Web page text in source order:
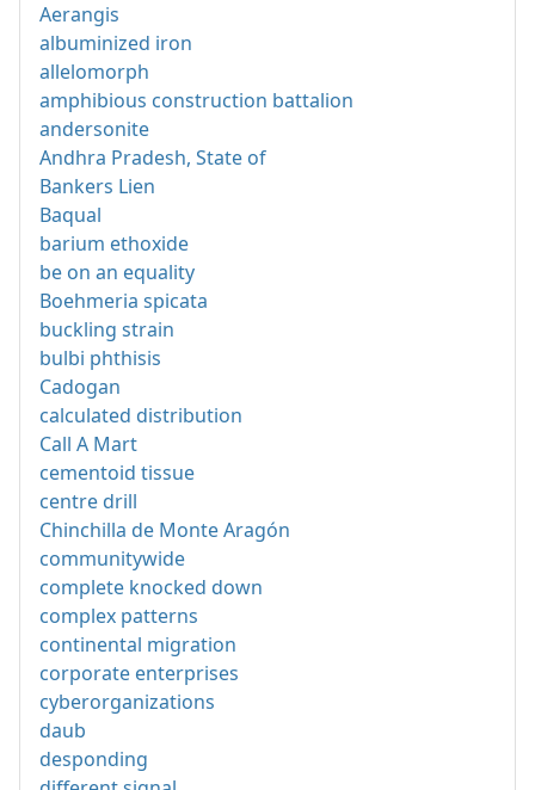
Aerangis
albuminized iron
allelomorph
amphibious construction battalion
andersonite
Andhra Pradesh, State of
Bankers Lien
Baqual
barium ethoxide
be on an equality
Boehmeria spicata
buckling strain
bulbi phthisis
Cadogan
calculated distribution
Call A Mart
cementoid tissue
centre drill
Chinchilla de Monte Aragón
communitywide
complete knocked down
complex patterns
continental migration
corporate enterprises
cyberorganizations
daub
desponding